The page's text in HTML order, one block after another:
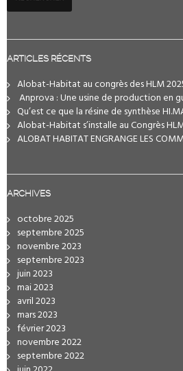
ARTICLES RÉCENTS
Alobat-Habitat au congrès des HLM
Anprova : Une usine de production en
Qu’est ce que la résine de synthèse
Alobat-Habitat s’installe au Congrès
ALOBAT HABITAT ENGRANGE LES
ARCHIVES
octobre 2025
septembre 2025
novembre 2023
septembre 2023
juin 2023
mai 2023
avril 2023
mars 2023
février 2023
novembre 2022
septembre 2022